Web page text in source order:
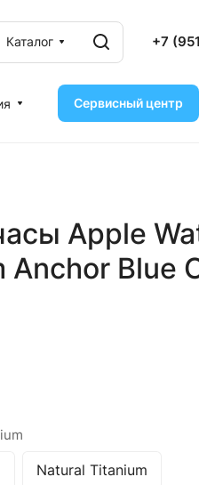
Каталог +7
Сервисный центр
Apple
Anchor Blue
Natural Titanium